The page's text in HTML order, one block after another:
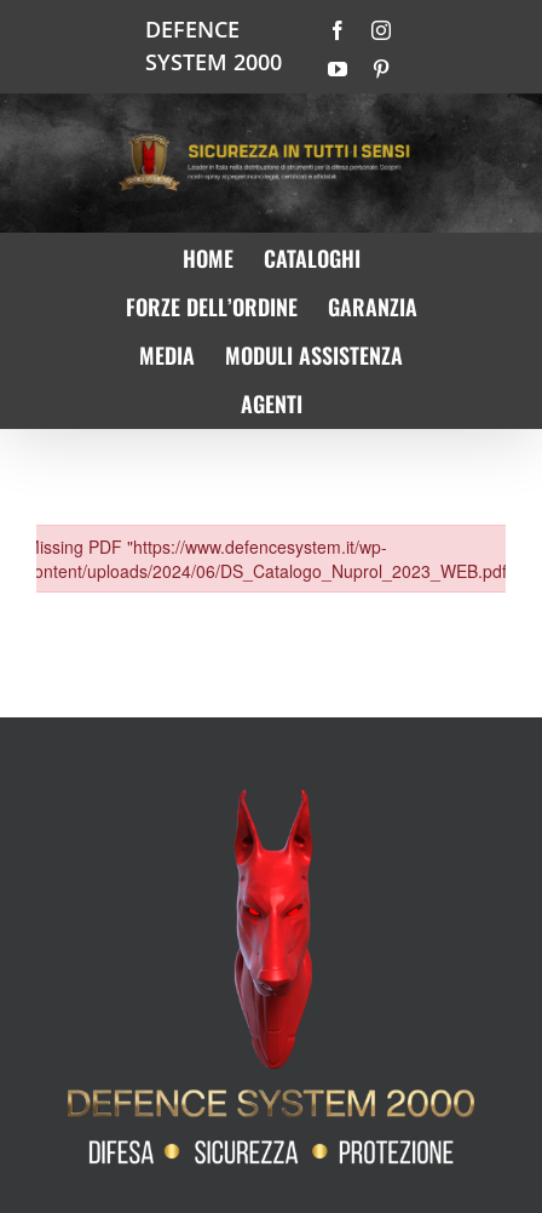
DEFENCE
SYSTEM 2000
FacebookInstagram
YouTubePinterest
HOME
CATALOGHI
FORZE DELL’ORDINE
GARANZIA
MEDIA
MODULI ASSISTENZA
AGENTI